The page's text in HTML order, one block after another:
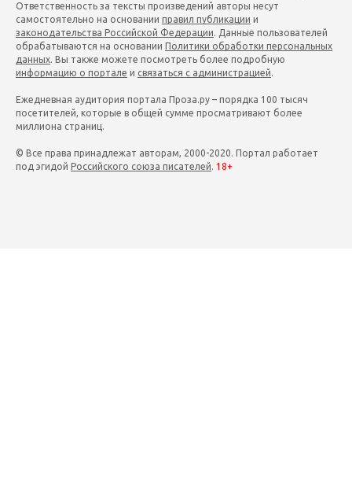
Ответственность за тексты произведений авторы несут
самостоятельно на основании правил публикации и
законодательства Российской Федерации. Данные пользователей
обрабатываются на основании Политики обработки персональных
данных. Вы также можете посмотреть более подробную
информацию о портале и связаться с администрацией.
Ежедневная аудитория портала Проза.ру – порядка 100 тысяч
посетителей, которые в общей сумме просматривают более
миллиона страниц.
© Все права принадлежат авторам, 2000-2020. Портал работает
под эгидой Российского союза писателей. 18+